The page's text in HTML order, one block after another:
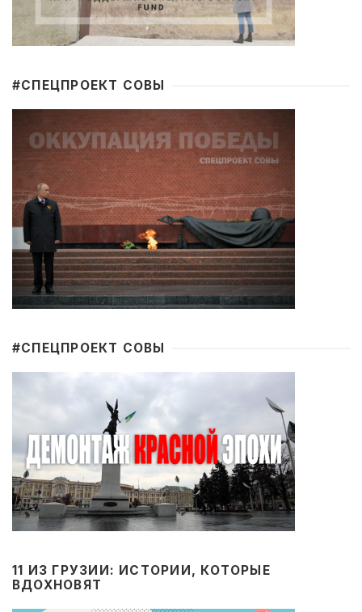
#CПЕЦПРОЕКТ СОВЫ
#CПЕЦПРОЕКТ СОВЫ
11 ИЗ ГРУЗИИ: ИСТОРИИ, КОТОРЫЕ
ВДОХНОВЯТ